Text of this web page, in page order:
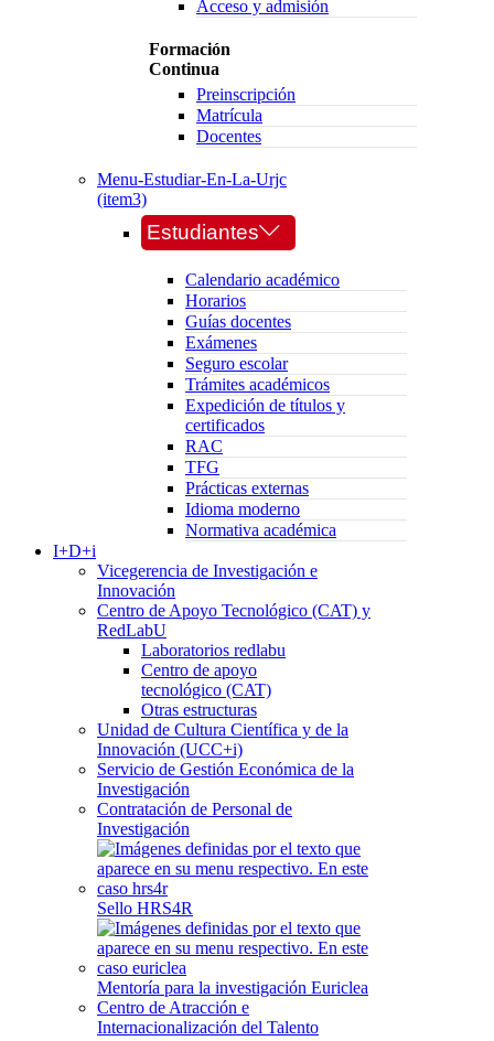
Acceso y admisión
Formación
Continua
Preinscripción
Matrícula
Docentes
Menu-Estudiar-En-La-Urjc
(item3)
Estudiantes
Calendario académico
Horarios
Guías docentes
Exámenes
Seguro escolar
Trámites académicos
Expedición de títulos y
certificados
RAC
TFG
Prácticas externas
Idioma moderno
Normativa académica
I+D+i
Vicegerencia de Investigación e
Innovación
Centro de Apoyo Tecnológico (CAT) y
RedLabU
Laboratorios redlabu
Centro de apoyo
tecnológico (CAT)
Otras estructuras
Unidad de Cultura Científica y de la
Innovación (UCC+i)
Servicio de Gestión Económica de la
Investigación
Contratación de Personal de
Investigación
Sello HRS4R
Mentoría para la investigación Euriclea
Centro de Atracción e
Internacionalización del Talento